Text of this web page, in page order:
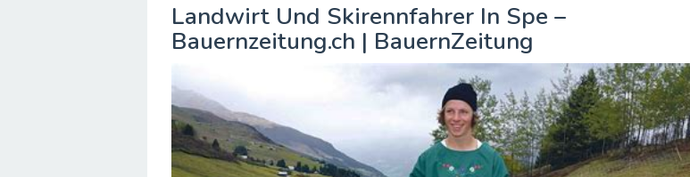
Landwirt Und Skirennfahrer In Spe –
Bauernzeitung.ch | BauernZeitung